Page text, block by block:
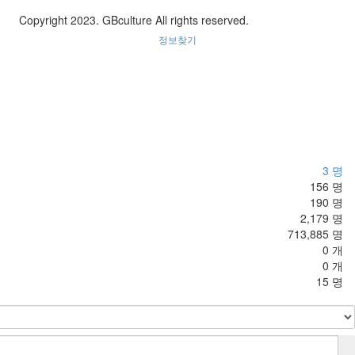
Copyright 2023. GBculture All rights reserved.
정보찾기
3 명
156 명
190 명
2,179 명
713,885 명
0 개
0 개
15 명